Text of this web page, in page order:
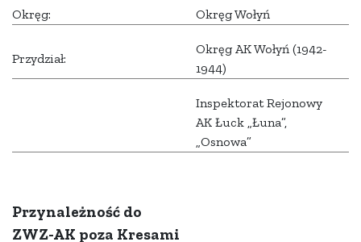
Okręg: Okręg Wołyń
Przydział:
Okręg AK Wołyń (1942-
1944)
Inspektorat Rejonowy
AK Łuck „Łuna”,
„Osnowa”
Przynależność do
ZWZ-AK poza Kresami